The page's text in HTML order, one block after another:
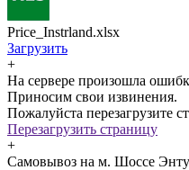
Price_Instrland.xlsx
Загрузить
+
На сервере произошла
Приносим свои извинения.
Пожалуйста перезагрузите
Перезагрузить страницу
+
Самовывоз на м. Шоссе